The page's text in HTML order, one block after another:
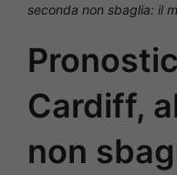
seconda non sbaglia: il
Cardiff,
non